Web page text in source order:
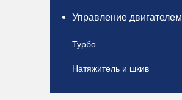
Управление двигателем
Турбо
Натяжитель и шкив